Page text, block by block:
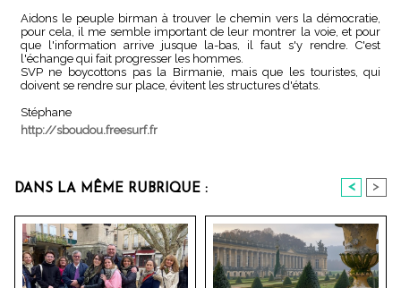
Aidons le peuple birman à trouver le chemin vers la démocratie,
pour cela, il me semble important de leur montrer la voie, et pour
que l'information arrive jusque la-bas, il faut s'y rendre. C'est
l'échange qui fait progresser les hommes.
SVP ne boycottons pas la Birmanie, mais que les touristes, qui
doivent se rendre sur place, évitent les structures d'états.
Stéphane
http://sboudou.freesurf.fr
DANS LA MÊME RUBRIQUE : < >